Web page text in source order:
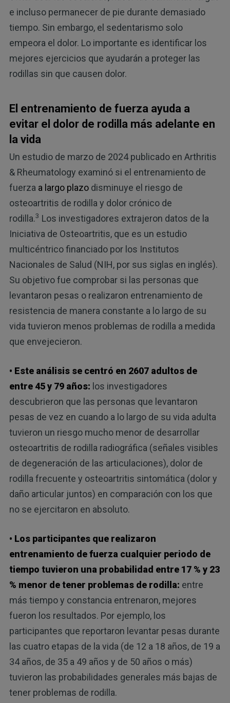
e incluso permanecer de pie durante demasiado
tiempo. Sin embargo, el sedentarismo solo
empeora el dolor. Lo importante es identificar los
mejores ejercicios que ayudarán a proteger las
rodillas sin que causen dolor.
El entrenamiento de fuerza ayuda a
evitar el dolor de rodilla más adelante en
la vida
Un estudio de marzo de 2024 publicado en Arthritis
& Rheumatology examinó si el entrenamiento de
fuerza a largo plazodisminuye el riesgo de
osteoartritis de rodilla y dolor crónico de
rodilla.3 Los investigadores extrajeron datos de la
Iniciativa de Osteoartritis, que es un estudio
multicéntrico financiado por los Institutos
Nacionales de Salud (NIH, por sus siglas en inglés).
Su objetivo fue comprobar si las personas que
levantaron pesas o realizaron entrenamiento de
resistencia de manera constante a lo largo de su
vida tuvieron menos problemas de rodilla a medida
que envejecieron.
• Este análisis se centró en 2607 adultos de
entre 45 y 79 años: los investigadores
descubrieron que las personas que levantaron
pesas de vez en cuando a lo largo de su vida adulta
tuvieron un riesgo mucho menor de desarrollar
osteoartritis de rodilla radiográfica (señales visibles
de degeneración de las articulaciones), dolor de
rodilla frecuente y osteoartritis sintomática (dolor y
daño articular juntos) en comparación con los que
no se ejercitaron en absoluto.
• Los participantes que realizaron
entrenamiento de fuerza cualquier periodo de
tiempo tuvieron una probabilidad entre 17 % y 23
% menor de tener problemas de rodilla: entre
más tiempo y constancia entrenaron, mejores
fueron los resultados. Por ejemplo, los
participantes que reportaron levantar pesas durante
las cuatro etapas de la vida (de 12 a 18 años, de 19 a
34 años, de 35 a 49 años y de 50 años o más)
tuvieron las probabilidades generales más bajas de
tener problemas de rodilla.